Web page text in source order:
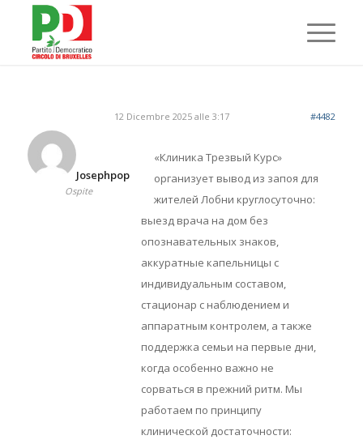
12 Dicembre 2025 alle 3:17 #4482
Josephpop
Ospite
«Клиника Трезвый Курс»
организует вывод из запоя для
жителей Лобни круглосуточно:
выезд врача на дом без
опознавательных знаков,
аккуратные капельницы с
индивидуальным составом,
стационар с наблюдением и
аппаратным контролем, а также
поддержка семьи на первые дни,
когда особенно важно не
сорваться в прежний ритм. Мы
работаем по принципу
клинической достаточности: